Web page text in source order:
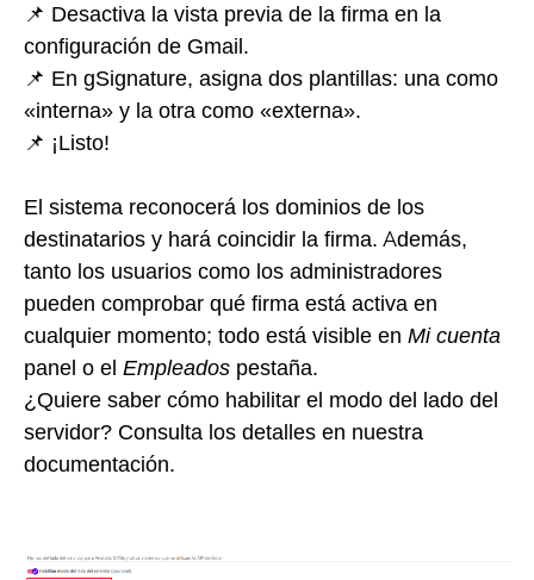
📌 Desactiva la vista previa de la firma en la
configuración de Gmail.
📌 En gSignature, asigna dos plantillas: una como
«interna» y la otra como «externa».
📌 ¡Listo!
El sistema reconocerá los dominios de los
destinatarios y hará coincidir la firma. Además,
tanto los usuarios como los administradores
pueden comprobar qué firma está activa en
cualquier momento; todo está visible en Mi cuenta
panel o el Empleados pestaña.
¿Quiere saber cómo habilitar el modo del lado del
servidor? Consulta los detalles en nuestra
documentación.